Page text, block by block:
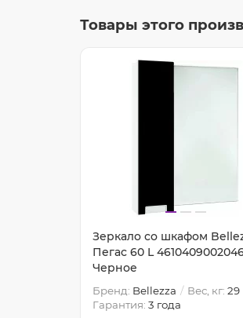
Товары этого
Зеркало со шкафом
Пегас 60 L
Черное
Бренд: Bellezza Вес, кг: 29
Гарантия: 3 года